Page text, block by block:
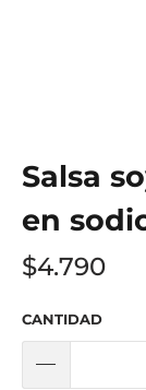
Salsa
en
$4.790
CANTIDAD